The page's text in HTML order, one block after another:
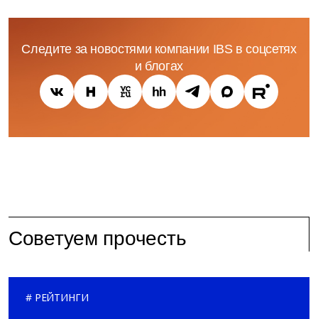
Следите за новостями компании IBS в соцсетях
и блогах
Советуем прочесть
РЕЙТИНГИ